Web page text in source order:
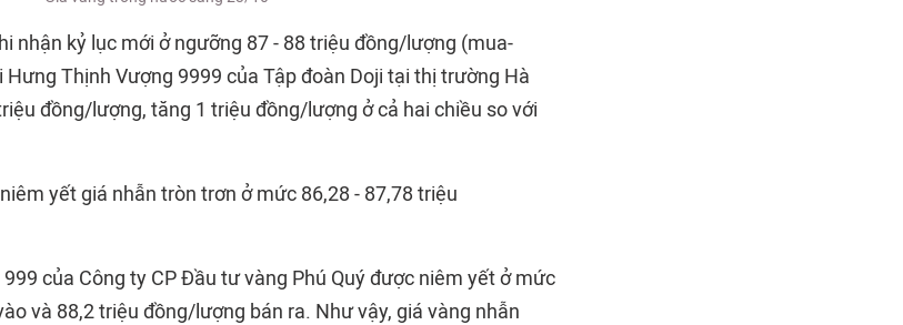
nhận kỷ lục mới ở ngưỡng 87 - 88 triệu đồng/lượng (mua-
Hưng Thịnh Vượng 9999 của Tập đoàn Doji tại thị trường Hà
đồng/lượng, tăng 1 triệu đồng/lượng ở cả hai chiều so với
yết giá nhẫn tròn trơn ở mức 86,28 - 87,78 triệu
của Công ty CP Đầu tư vàng Phú Quý được niêm yết ở mức
và 88,2 triệu đồng/lượng bán ra. Như vậy, giá vàng nhẫn